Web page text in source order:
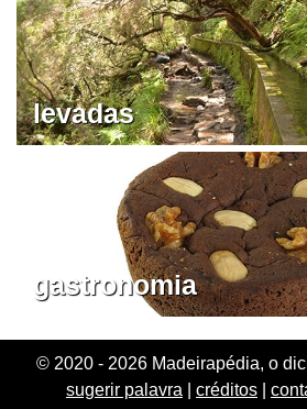
levadas
gastronomia
© 2020 - 2026 Madeirapédia, o
sugerir palavra
créditos